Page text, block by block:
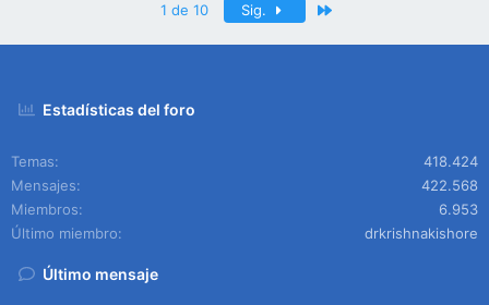
1 de 10 Sig.
Estadísticas del foro
Temas
418.424
Mensajes
422.568
Miembros
6.953
Último miembro
drkrishnakishore
Último mensaje